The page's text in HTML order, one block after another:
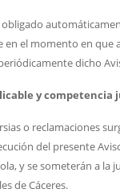
en el momento en que
dicho
y competencia
o reclamaciones
del presente
y se someterán a la
de Cáceres.